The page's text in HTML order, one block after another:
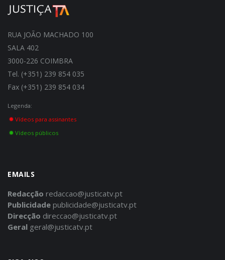
RUA JOÃO MACHADO 100
SALA 402
3000-226 COIMBRA
Tel. (+351) 239 854 035
Fax (+351) 239 854 034
Legenda:
Vídeos para assinantes
Vídeos públicos
EMAILS
Redacção redaccao@justicatv.pt
Publicidade publicidade@justicatv.pt
Direcção direccao@justicatv.pt
Geral geral@justicatv.pt